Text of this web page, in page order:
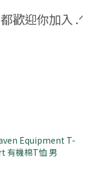
歡迎你加入 .ᐟ